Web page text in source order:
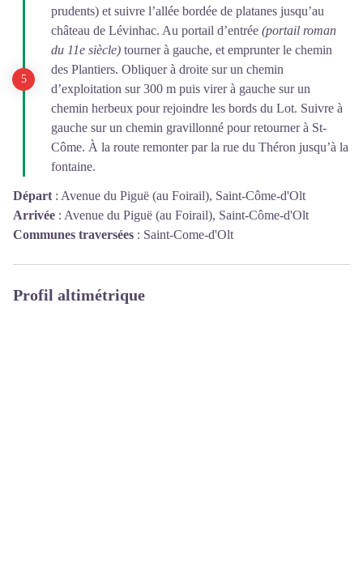
prudents) et suivre l’allée bordée de platanes jusqu’au
château de Lévinhac. Au portail d’entrée (portail roman
du 11e siècle) tourner à gauche, et emprunter le chemin
des Plantiers. Obliquer à droite sur un chemin
d’exploitation sur 300 m puis virer à gauche sur un
chemin herbeux pour rejoindre les bords du Lot. Suivre à
gauche sur un chemin gravillonné pour retourner à St-
Côme. À la route remonter par la rue du Théron jusqu’à la
fontaine.
Départ : Avenue du Piguë (au Foirail), Saint-Côme-d'Olt
Arrivée : Avenue du Piguë (au Foirail), Saint-Côme-d'Olt
Communes traversées : Saint-Come-d'Olt
Profil altimétrique